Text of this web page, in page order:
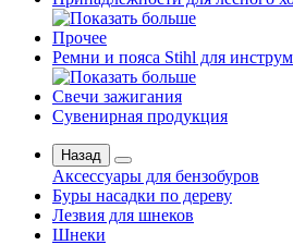
Прочее
Ремни и пояса Stihl для
Свечи зажигания
Сувенирная продукция
Назад
Аксессуары для бензобуров
Буры насадки по дереву
Лезвия для шнеков
Шнеки